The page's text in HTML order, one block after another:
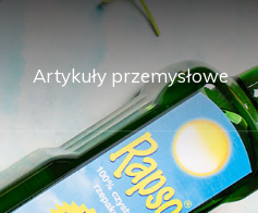
Artykuły przemysłowe